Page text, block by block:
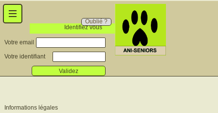
Identifiez vous
Oublié ?
Votre email
Votre identifiant
Validez
Informations légales